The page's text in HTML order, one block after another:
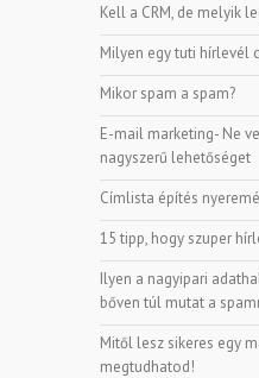
Kell a CRM, de melyik
Milyen egy tuti hírlevél
Mikor spam a spam?
E-mail marketing- Ne
nagyszerű lehetőséget
Címlista építés
15 tipp, hogy szuper
Ilyen a nagyipari
bőven túl mutat a
Mitől lesz sikeres egy
megtudhatod!